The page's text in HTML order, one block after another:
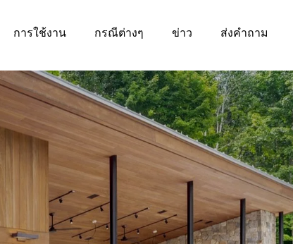
การใช้งาน กรณีต่างๆ ข่าว ส่งคำถาม